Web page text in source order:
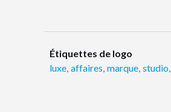
Étiquettes de logo
luxe, affaires, marque, studio,